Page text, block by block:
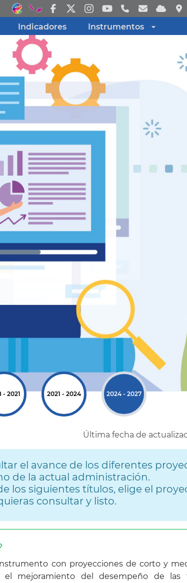
Indicadores Instrumentos
Inicio
Evaluación
Indicadores
Instrumentos
Más enlaces
- 2021 2021 - 2024 2024 - 2027
Última fecha de
el avance de los diferentes
de la actual administración.
los siguientes títulos, elige el
consultar y listo.
con proyecciones de corto y
el mejoramiento del desempeño de las